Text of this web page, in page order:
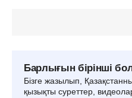
Барлығын бірінші
Бізге жазылып,
қызықты суреттер,